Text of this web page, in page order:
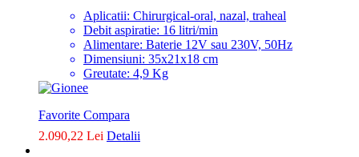
Aplicatii: Chirurgical-oral, nazal, traheal
Debit aspiratie: 16 litri/min
Alimentare: Baterie 12V sau 230V, 50Hz
Dimensiuni: 35x21x18 cm
Greutate: 4,9 Kg
Favorite Compara
2.090,22 Lei Detalii